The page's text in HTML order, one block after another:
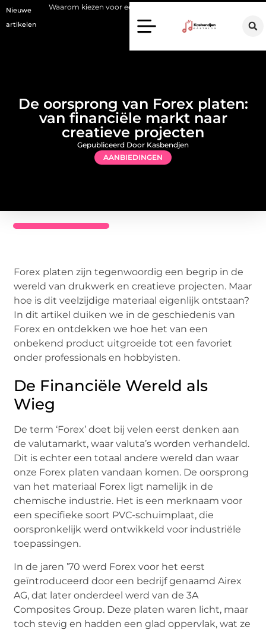
Nieuwe
artikelen
kiezen voor een stukadoor in Amersfoort?
De oorsprong van Forex platen:
van financiële markt naar
creatieve projecten
AANBIEDINGEN
Gepubliceerd Door Kasbendjen
Forex platen zijn tegenwoordig een begrip in de
wereld van drukwerk en creatieve projecten. Maar
hoe is dit veelzijdige materiaal eigenlijk ontstaan?
In dit artikel duiken we in de geschiedenis van
Forex en ontdekken we hoe het van een
onbekend product uitgroeide tot een favoriet
onder professionals en hobbyisten.
De Financiële Wereld als
Wieg
De term ‘Forex’ doet bij velen eerst denken aan
de valutamarkt, waar valuta’s worden verhandeld.
Dit is echter een totaal andere wereld dan waar
onze Forex platen vandaan komen. De oorsprong
van het materiaal Forex ligt namelijk in de
chemische industrie. Het is een merknaam voor
een specifieke soort PVC-schuimplaat, die
oorspronkelijk werd ontwikkeld voor industriële
toepassingen.
In de jaren ’70 werd Forex voor het eerst
geïntroduceerd door een bedrijf genaamd Airex
AG, dat later onderdeel werd van de 3A
Composites Group. Deze platen waren licht, maar
toch stevig en hadden een glad oppervlak, wat ze